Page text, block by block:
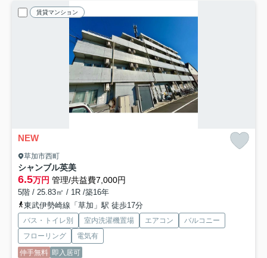
賃貸マンション
NEW
草加市西町
シャンブル英美
6.5万円 管理/共益費7,000円
5階 / 25.83㎡ / 1R /築16年
東武伊勢崎線「草加」駅 徒歩17分
バス・トイレ別 室内洗濯機置場 エアコン
バルコニー
フローリング
電気有
仲手無料 即入居可